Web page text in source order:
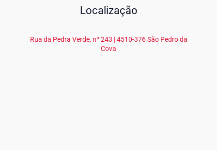
Localização
Rua da Pedra Verde, nº 243 | 4510-376 São Pedro da
Cova